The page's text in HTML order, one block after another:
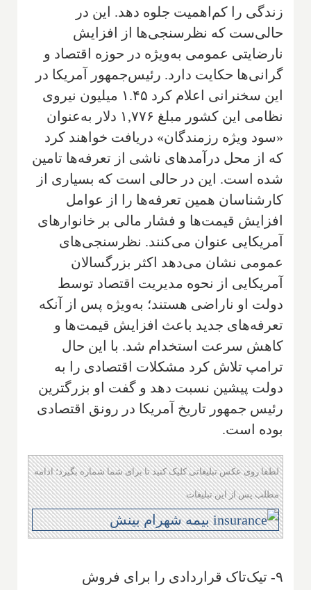
زندگی را کم‌اهمیت جلوه دهد. این در
حالی‌ست که نظرسنجی‌ها از افزایش
نارضایتی عمومی به‌ویژه در حوزه اقتصاد و
گرانی‌ها حکایت دارد. رئیس‌جمهور آمریکا در
این سخنرانی اعلام کرد ۱.۴۵ میلیون نیروی
نظامی این کشور مبلغ ۱,۷۷۶ دلار به‌عنوان
«سود ویژه رزمندگان» دریافت خواهند کرد
که از محل درآمدهای ناشی از تعرفه‌ها تامین
شده است. این در حالی است که بسیاری از
کارشناسان همین تعرفه‌ها را از عوامل
افزایش قیمت‌ها و فشار مالی بر خانوارهای
آمریکایی عنوان می‌کنند. نظرسنجی‌های
عمومی نشان می‌دهد اکثر بزرگسالان
آمریکایی از نحوه مدیریت اقتصاد توسط
دولت او ناراضی هستند؛ به‌ویژه پس از آنکه
تعرفه‌های جدید باعث افزایش قیمت‌ها و
کاهش سرعت استخدام شد. با این حال
ترامپ تلاش کرد مشکلات اقتصادی را به
دولت پیشین نسبت دهد و گفت او بزرگترین
رئیس جمهور تاریخ آمریکا در رونق اقتصادی
بوده است.
لطفا روی عکس تبلیغاتی کلیک کنید تا برای شما شماره بگیرد؛ ادامه
مطلب پس از این تبلیغات
۹- تیک‌تاک قراردادی را برای فروش